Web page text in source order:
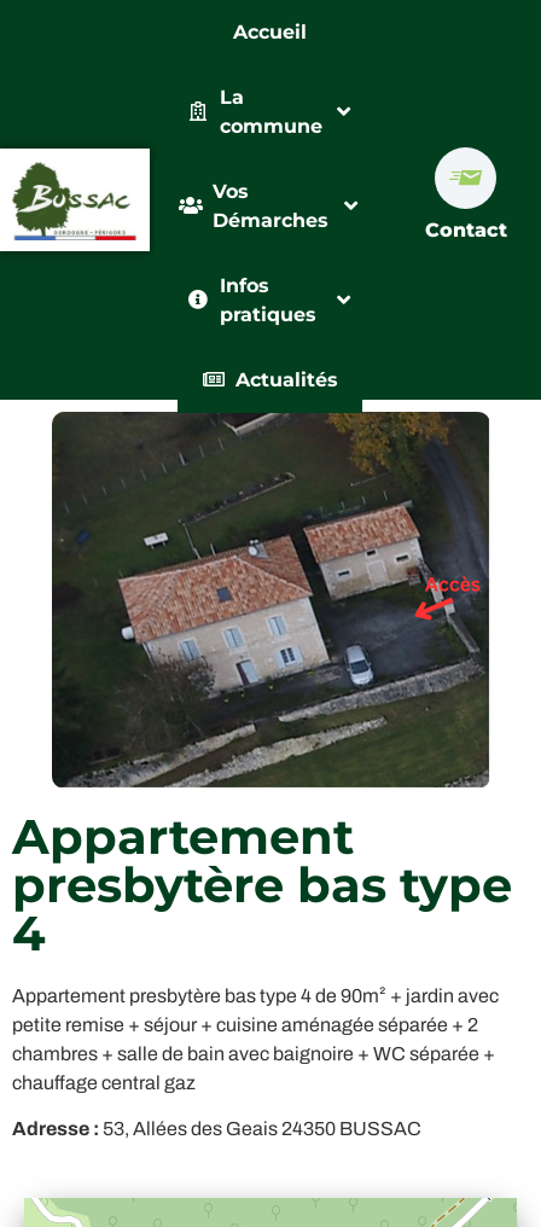
Accueil
La
commune
Vos
Démarches
Infos
pratiques
Actualités
Contact
Appartement
presbytère bas type
4
Appartement presbytère bas type 4 de 90m² + jardin avec
petite remise + séjour + cuisine aménagée séparée + 2
chambres + salle de bain avec baignoire + WC séparée +
chauffage central gaz
Adresse : 53, Allées des Geais 24350 BUSSAC